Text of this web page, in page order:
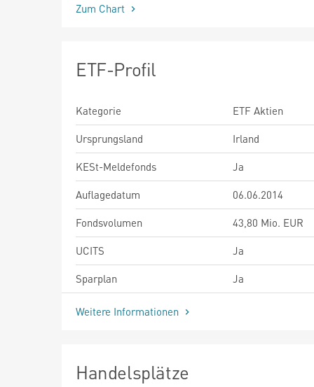
Zum Chart
ETF-Profil
Kategorie
ETF Aktien
Ursprungsland
Irland
KESt-Meldefonds
Ja
Auflagedatum
06.06.2014
Fondsvolumen
43,80 Mio. EUR
UCITS
Ja
Sparplan
Ja
Weitere Informationen
Handelsplätze